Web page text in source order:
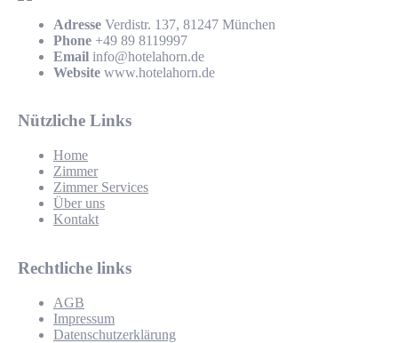
Adresse Verdistr. 137, 81247 München
Phone +49 89 8119997
Email info@hotelahorn.de
Website www.hotelahorn.de
Nützliche Links
Home
Zimmer
Zimmer Services
Über uns
Kontakt
Rechtliche links
AGB
Impressum
Datenschutzerklärung